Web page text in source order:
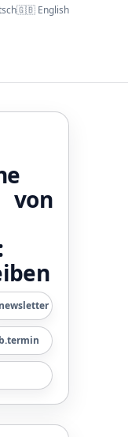
🇬🇧 English